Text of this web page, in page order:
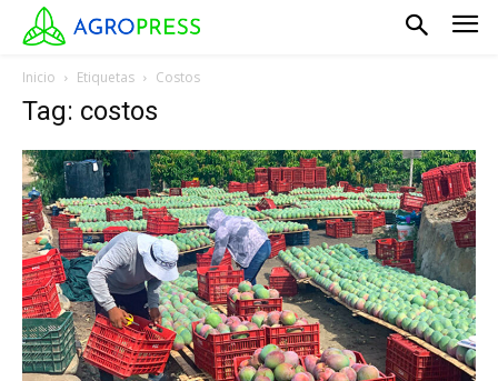
Inicio Etiquetas Costos
Tag: costos